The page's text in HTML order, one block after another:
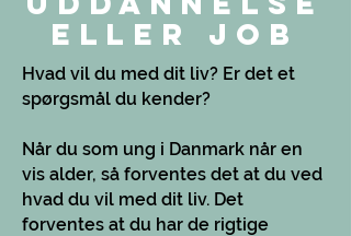
eller job
Hvad vil du med dit liv? Er det et
spørgsmål du kender?
Når du som ung i Danmark når en
vis alder, så forventes det at du ved
hvad du vil med dit liv. Det
forventes at du har de rigtige